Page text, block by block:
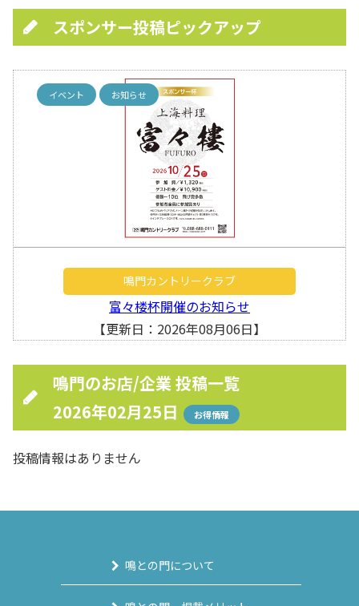
スポンサー投稿ピックアップ
イベント お知らせ
鳴門カントリークラブ
富々楼杯開催のお知らせ
【更新日：2026年08月06日】
鳴門のお店/企業 投稿一覧
2026年02月25日
お得情報
投稿情報はありません
鳴との門について